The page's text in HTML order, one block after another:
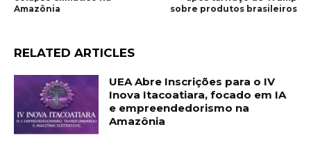
Amazônia
sobre produtos brasileiros
RELATED ARTICLES
UEA Abre Inscrições para o IV
Inova Itacoatiara, focado em IA
e empreendedorismo na
Amazônia